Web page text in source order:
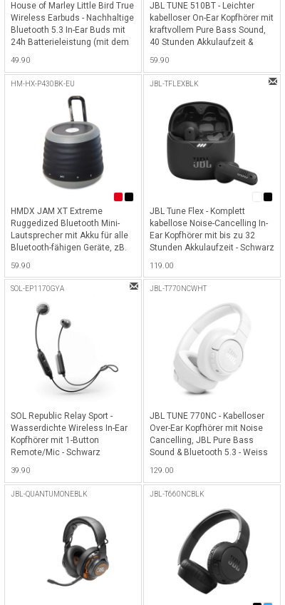
House of Marley Little Bird True
Wireless Earbuds - Nachhaltige
Bluetooth 5.3 In-Ear Buds mit
24h Batterieleistung (mit dem
Signature Black
49.90
JBL TUNE 510BT - Leichter
kabelloser On-Ear Kopfhörer mit
kraftvollem Pure Bass Sound,
40 Stunden Akkulaufzeit &
59.90
HM-HX-P430BK-EU
HMDX JAM XT Extreme
Ruggedized Bluetooth Mini-
Lautsprecher mit Akku für alle
Bluetooth-fähigen Geräte, zB.
59.90
JBL-TFLEXBLK
JBL Tune Flex - Komplett
kabellose Noise-Cancelling In-
Ear Kopfhörer mit bis zu 32
Stunden Akkulaufzeit - Schwarz
119.00
SOL-EP1170GYA
SOL Republic Relay Sport -
Wasserdichte Wireless In-Ear
Kopfhörer mit 1-Button
Remote/Mic - Schwarz
39.90
JBL-T770NCWHT
JBL TUNE 770NC - Kabelloser
Over-Ear Kopfhörer mit Noise
Cancelling, JBL Pure Bass
Sound & Bluetooth 5.3 - Weiss
129.00
JBL-QUANTUMONEBLK JBL-T660NCBLK